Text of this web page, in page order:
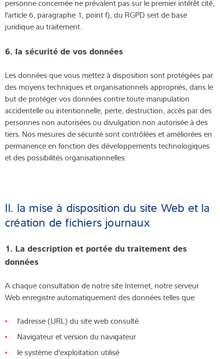
personne concernée ne prévalent pas sur le premier intérêt cité,
l'article 6, paragraphe 1, point f), du RGPD sert de base
juridique au traitement.
6. la sécurité de vos données
Les données que vous mettez à disposition sont protégées par
des moyens techniques et organisationnels appropriés, dans le
but de protéger vos données contre toute manipulation
accidentelle ou intentionnelle, perte, destruction, accès par des
personnes non autorisées ou divulgation non autorisée à des
tiers. Nos mesures de sécurité sont contrôlées et améliorées en
permanence en fonction des développements technologiques
et des possibilités organisationnelles.
II. la mise à disposition du site Web et la
création de fichiers journaux
1. La description et portée du traitement des
données
A chaque consultation de notre site Internet, notre serveur
Web enregistre automatiquement des données telles que
l'adresse (URL) du site web consulté
Navigateur et version du navigateur
le système d'exploitation utilisé